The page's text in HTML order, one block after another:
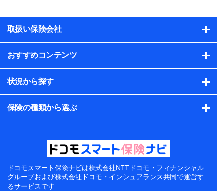
取扱い保険会社
おすすめコンテンツ
状況から探す
保険の種類から選ぶ
ドコモスマート保険ナビは株式会社NTTドコモ・フィナンシャル
グループおよび株式会社ドコモ・インシュアランス共同で運営す
るサービスです